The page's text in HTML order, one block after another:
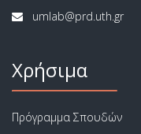
Χρήσιμα
Πρόγραμμα Σπουδών